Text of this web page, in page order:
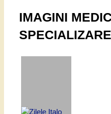
IMAGINI
SPECIALIZARE